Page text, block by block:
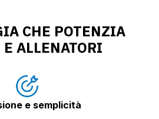
CHE POTENZIA
ALLENATORI
e semplicità